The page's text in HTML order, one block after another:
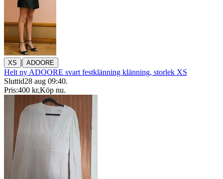
XS | ADOORE
Helt ny ADOORE svart festklänning klänning, storlek XS
Sluttid28 aug 09:40.
Pris:400 kr,Köp nu.